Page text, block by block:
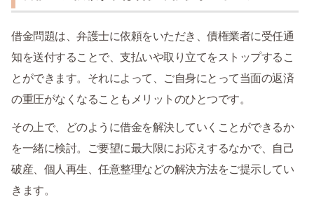
借金問題は、弁護士に依頼をいただき、債権業者に受任通
知を送付することで、支払いや取り立てをストップするこ
とができます。それによって、ご自身にとって当面の返済
の重圧がなくなることもメリットのひとつです。
その上で、どのように借金を解決していくことができるか
を一緒に検討。ご要望に最大限にお応えするなかで、自己
破産、個人再生、任意整理などの解決方法をご提示してい
きます。